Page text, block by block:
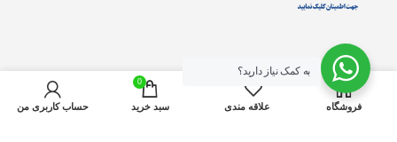
تمام حقوق برای دکتر dji محفوظ است.
فروشگاه علاقه مندی
0
سبد خرید حساب کاربری من
به کمک نیاز دارید؟